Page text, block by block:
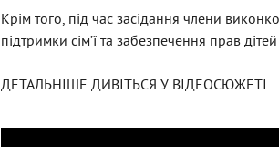
Крім того, під час засідання члени
підтримки сім’ї та забезпечення прав
ДЕТАЛЬНІШЕ ДИВІТЬСЯ У ВІДЕОСЮЖЕТІ